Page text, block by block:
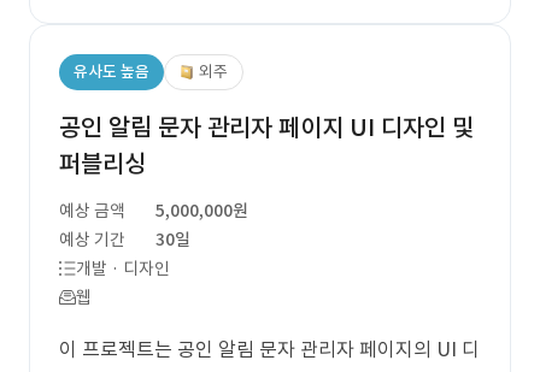
유사도 높음 외주
공인 알림 문자 관리자 페이지 UI 디자인 및
퍼블리싱
예상 금액
5,000,000원
예상 기간
30일
개발 · 디자인
웹
이 프로젝트는 공인 알림 문자 관리자 페이지의 UI 디